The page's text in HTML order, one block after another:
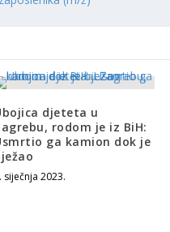
djeteta u
rodom je iz BiH:
ga kamion dok je
siječnja 2023.